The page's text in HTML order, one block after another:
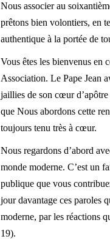
Nous associer au
prêtons bien volontiers, en
authentique à la portée de
Vous êtes les bienvenus en
Association. Le Pape Jean
jaillies de son cœur
que Nous abordons cette
toujours tenu très à cœur.
Nous regardons d’abord
monde moderne. C’est un
publique que vous
jour davantage ces paroles
moderne, par les réactions
19).